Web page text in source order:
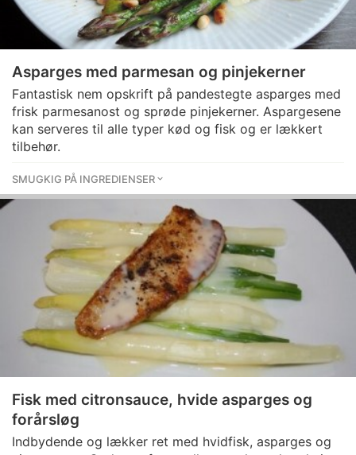
Asparges med parmesan og pinjekerner
Fantastisk nem opskrift på pandestegte asparges med
frisk parmesanost og sprøde pinjekerner. Aspargesene
kan serveres til alle typer kød og fisk og er lækkert
tilbehør.
SMUGKIG PÅ INGREDIENSER
Fisk med citronsauce, hvide asparges og
forårsløg
Indbydende og lækker ret med hvidfisk, asparges og